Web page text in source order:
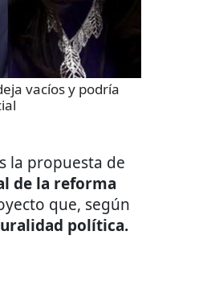
vacíos y podría
la propuesta de
de la reforma
que, según
política.